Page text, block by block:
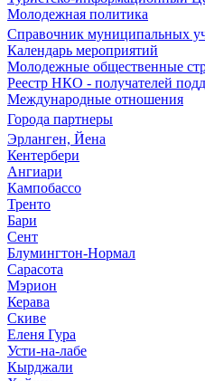
Молодежная политика
Справочник муниципальных
Календарь мероприятий
Молодежные общественные
Реестр НКО - получателей
Международные отношения
Города партнеры
Эрланген, Йена
Кентербери
Ангиари
Кампобассо
Тренто
Бари
Сент
Блумингтон-Нормал
Сарасота
Мэрион
Керава
Скиве
Еленя Гура
Усти-на-лабе
Кырджали